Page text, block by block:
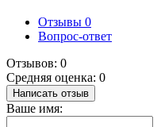
Отзывы 0
Вопрос-ответ
Отзывов: 0
Средняя оценка: 0
Написать отзыв
Ваше имя: